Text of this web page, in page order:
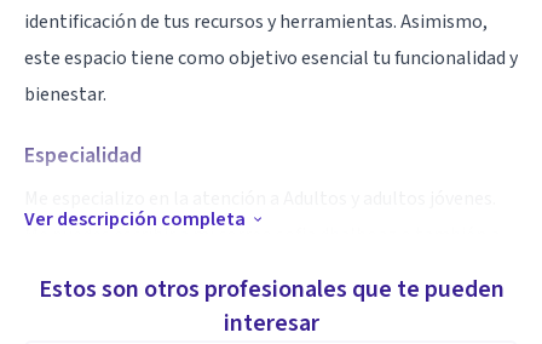
identificación de tus recursos y herramientas. Asimismo,
este espacio tiene como objetivo esencial tu funcionalidad y
bienestar.
Especialidad
Me puedes escribir a mi correo sofia.dbalboaz o también a
Ver descripción completa
Estos son otros profesionales que te pueden
interesar